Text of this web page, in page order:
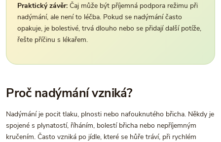
Praktický závěr: Čaj může být příjemná podpora režimu při
nadýmání, ale není to léčba. Pokud se nadýmání často
opakuje, je bolestivé, trvá dlouho nebo se přidají další potíže,
řešte příčinu s lékařem.
Proč nadýmání vzniká?
Nadýmání je pocit tlaku, plnosti nebo nafouknutého břicha. Někdy je
spojené s plynatostí, říháním, bolestí břicha nebo nepříjemným
kručením. Často vzniká po jídle, které se hůře tráví, při rychlém